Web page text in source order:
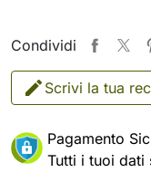
Condividi
Scrivi la tua
Pagamento
Tutti i tuoi dati